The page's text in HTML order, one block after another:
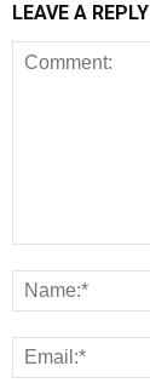
LEAVE A REPLY